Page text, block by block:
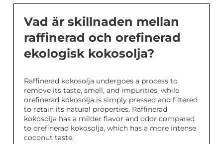
Vad är skillnaden mellan
raffinerad och orefinerad
ekologisk kokosolja?
Raffinerad kokosolja undergoes a process to
remove its taste, smell, and impurities, while
orefinerad kokosolja is simply pressed and filtered
to retain its natural properties. Raffinerad
kokosolja has a milder flavor and odor compared
to orefinerad kokosolja, which has a more intense
coconut taste.